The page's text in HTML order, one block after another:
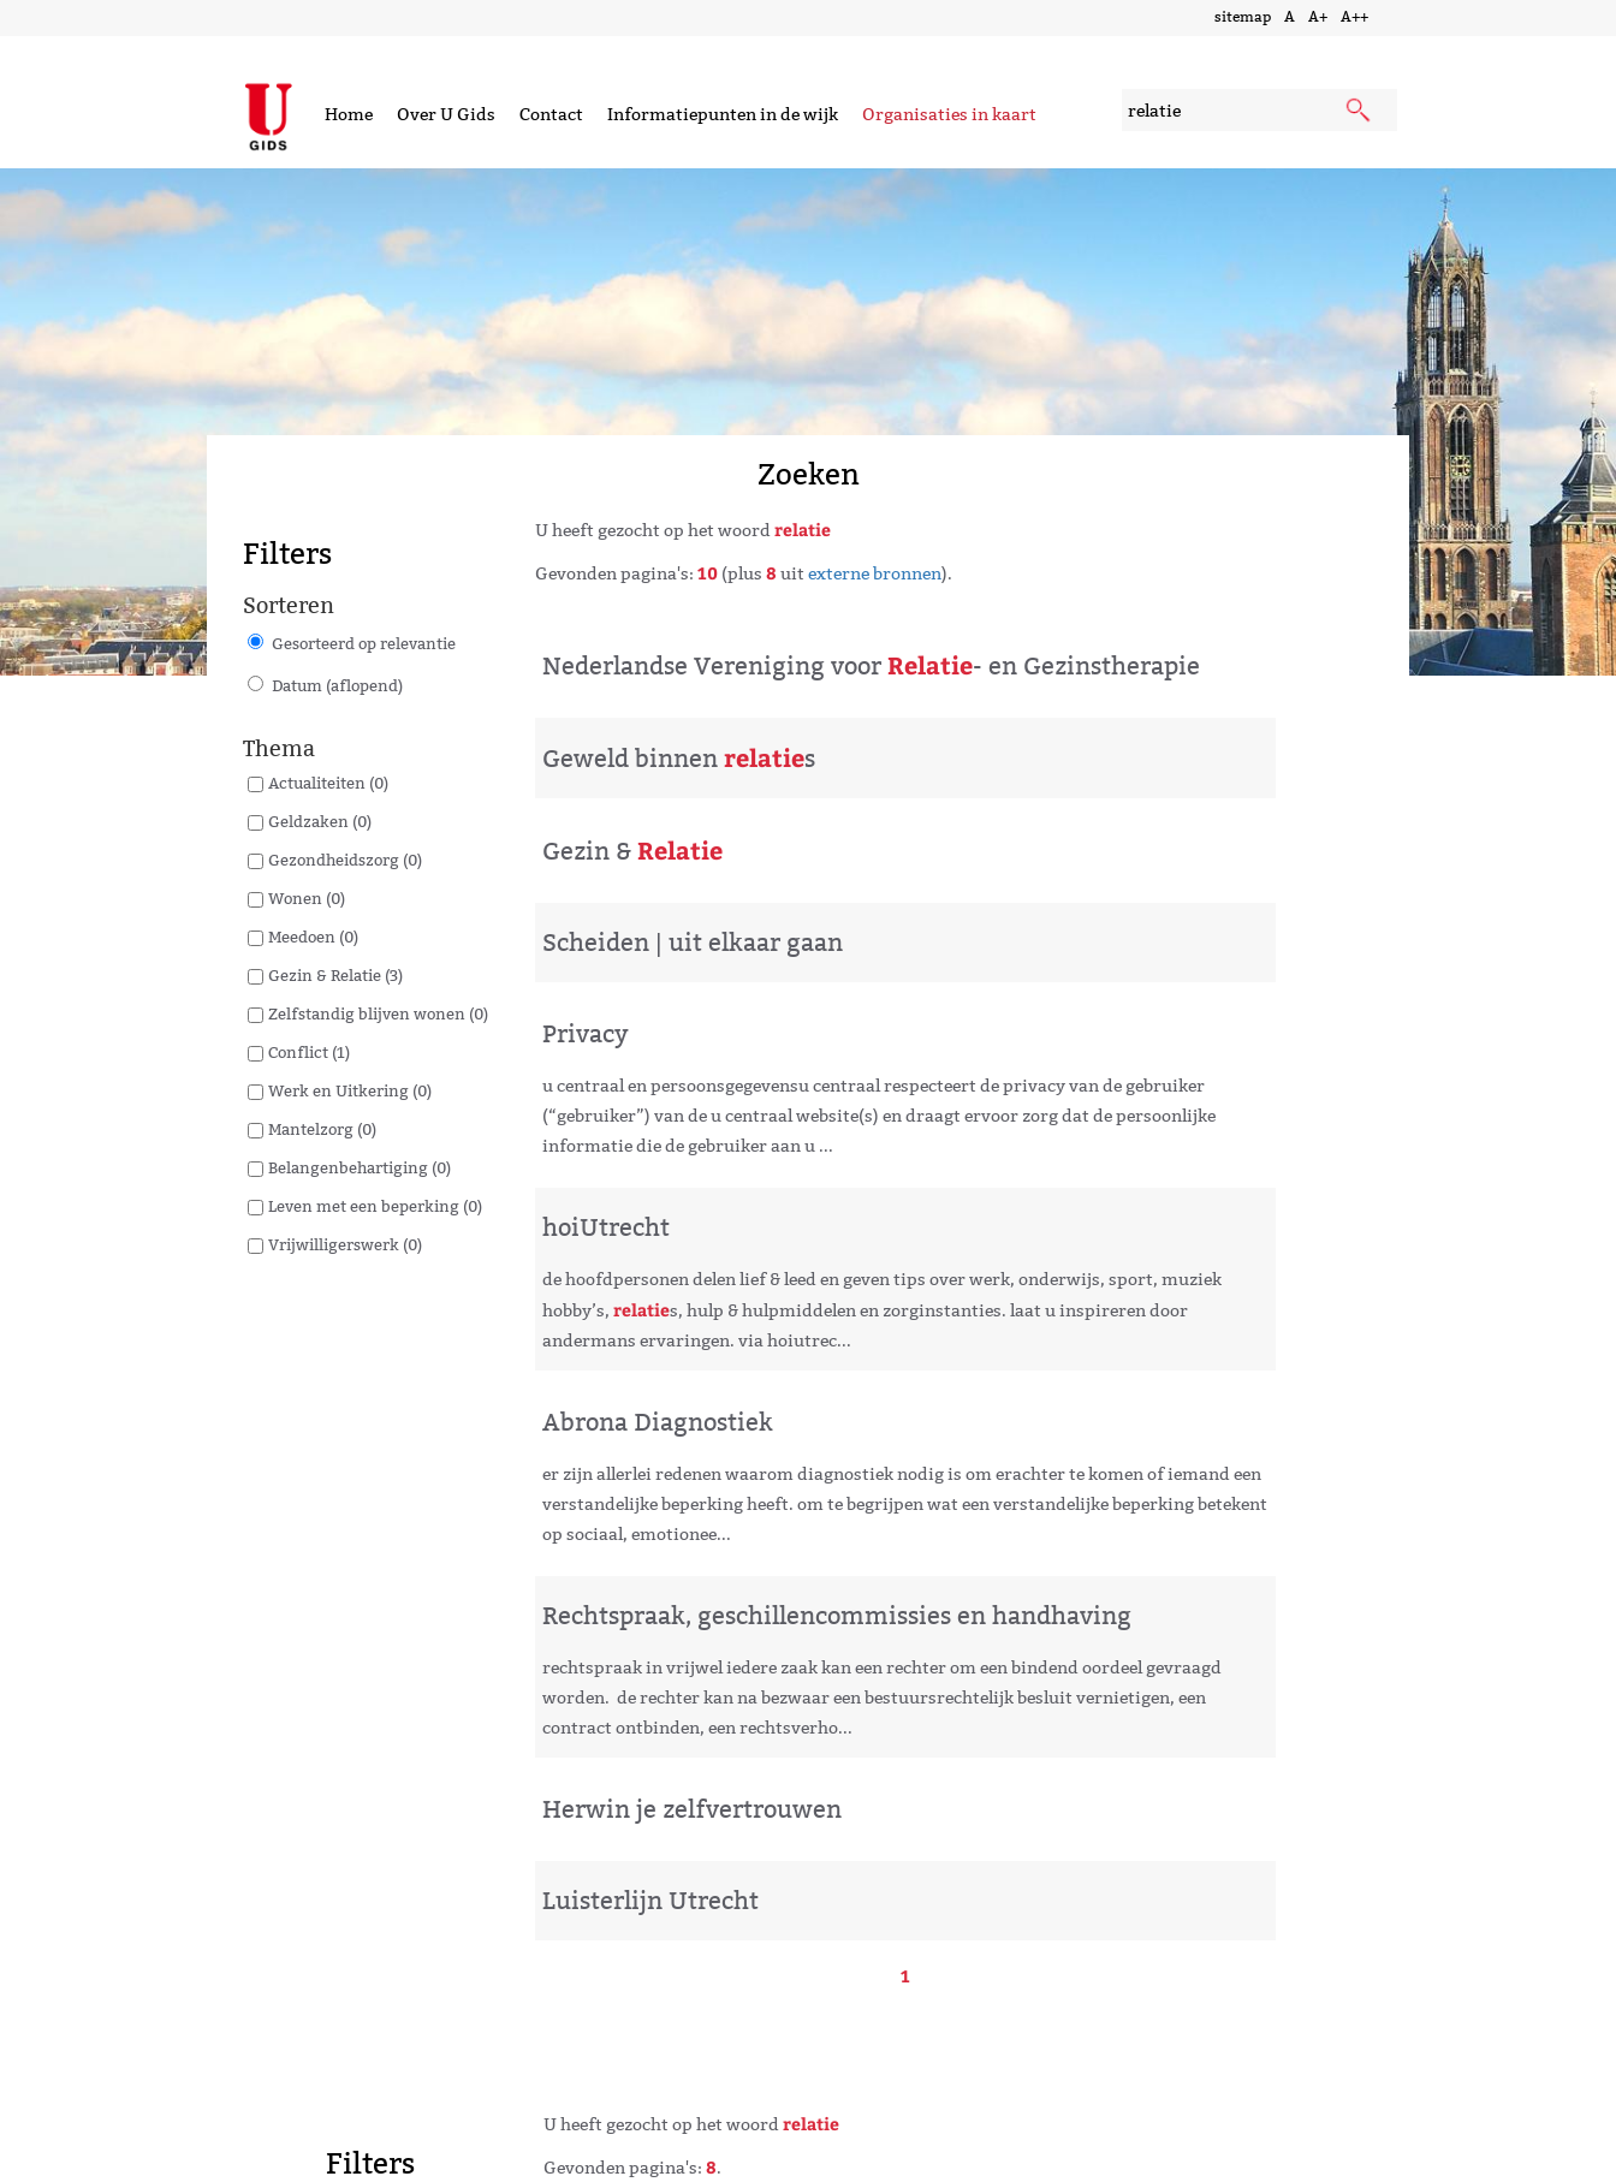
sitemap A A+ A++
Home Over U Gids Contact Informatiepunten in de wijk Organisaties in kaart
Zoeken
Filters
Sorteren
Gesorteerd op relevantie
Datum (aflopend)
Thema
Actualiteiten (0)
Geldzaken (0)
Gezondheidszorg (0)
Wonen (0)
Meedoen (0)
Gezin & Relatie (3)
Zelfstandig blijven wonen (0)
Conflict (1)
Werk en Uitkering (0)
Mantelzorg (0)
Belangenbehartiging (0)
Leven met een beperking (0)
Vrijwilligerswerk (0)
U heeft gezocht op het woordrelatie
Gevonden pagina's: 10(plus 8 uit externe bronnen).
Nederlandse Vereniging voor Relatie- en Gezinstherapie
Geweld binnen relaties
Gezin & Relatie
Scheiden | uit elkaar gaan
Privacy
u centraal en persoonsgegevensu centraal respecteert de privacy van de gebruiker
(“gebruiker”) van de u centraal website(s) en draagt ervoor zorg dat de persoonlijke
informatie die de gebruiker aan u ...
hoiUtrecht
de hoofdpersonen delen lief & leed en geven tips over werk, onderwijs, sport, muziek
hobby’s, relaties, hulp & hulpmiddelen en zorginstanties. laat u inspireren door
andermans ervaringen. via hoiutrec...
Abrona Diagnostiek
er zijn allerlei redenen waarom diagnostiek nodig is om erachter te komen of iemand een
verstandelijke beperking heeft. om te begrijpen wat een verstandelijke beperking betekent
op sociaal, emotionee...
Rechtspraak, geschillencommissies en handhaving
rechtspraak in vrijwel iedere zaak kan een rechter om een bindend oordeel gevraagd
worden. de rechter kan na bezwaar een bestuursrechtelijk besluit vernietigen, een
contract ontbinden, een rechtsverho...
Herwin je zelfvertrouwen
Luisterlijn Utrecht
1
Filters
U heeft gezocht op het woordrelatie
Gevonden pagina's: 8.